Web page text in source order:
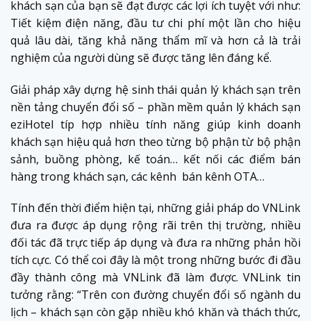
khách sạn của bạn sẽ đạt được các lợi ích tuyệt với như:
Tiết kiệm điện năng, đầu tư chi phí một lần cho hiệu
quả lâu dài, tăng khả năng thẩm mĩ và hơn cả là trải
nghiệm của người dùng sẽ được tăng lên đáng kể.
Giải pháp xây dựng hệ sinh thái quản lý khách sạn trên
nền tảng chuyển đổi số – phần mềm quản lý khách sạn
eziHotel típ hợp nhiều tính năng giúp kinh doanh
khách sạn hiệu quả hơn theo từng bộ phận từ bộ phận
sảnh, buồng phòng, kế toán… kết nối các điểm bán
hàng trong khách sạn, các kênh bán kênh OTA…
Tính đến thời điểm hiện tại, những giải pháp do VNLink
đưa ra được áp dụng rộng rãi trên thị trường, nhiều
đối tác đã trực tiếp áp dụng và đưa ra những phản hồi
tích cực. Có thể coi đây là một trong những bước đi đầu
đầy thành công mà VNLink đã làm được. VNLink tin
tưởng rằng: “Trên con đường chuyển đổi số ngành du
lịch – khách sạn còn gặp nhiều khó khăn và thách thức,